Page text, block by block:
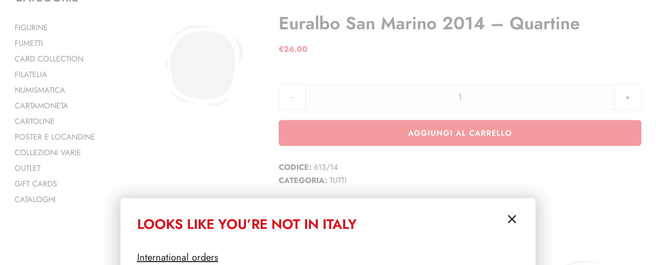
Euralbo San Marino 2014 – Quartine
€26.00
Euralbo
Marino
AGGIUNGI AL CARRELLO
CODICE: 613/14
CATEGORIA: TUTTI
PRODOTTI CORRELATI
FIGURINE
FUMETTI
CARD COLLECTION
FILATELIA
NUMISMATICA
CARTAMONETA
CARTOLINE
POSTER E LOCANDINE
COLLEZIONI VARIE
OUTLET
GIFT CARDS
CATALOGHI
LOOKS LIKE YOU’RE NOT IN ITALY
International orders